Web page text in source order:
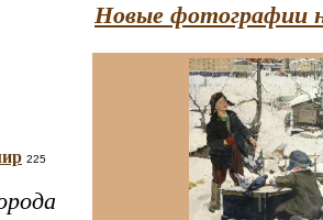
225
Новые фотографии